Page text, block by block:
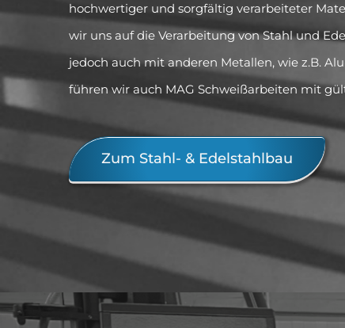
hochwertiger und sorgfältig verarbeiteter
wir uns auf die Verarbeitung von Stahl und
jedoch auch mit anderen Metallen, wie z.B.
führen wir auch MAG Schweißarbeiten mit
Zum Stahl- & Edelstahlbau